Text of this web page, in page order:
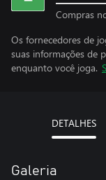
Compras
Os fornecedores de
suas informações de
enquanto você joga.
DETALHES
Galeria